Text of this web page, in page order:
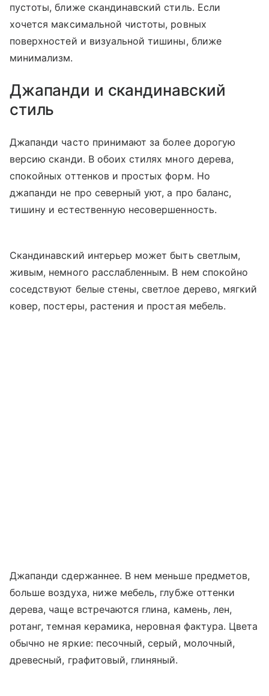
пустоты, ближе скандинавский стиль. Если
хочется максимальной чистоты, ровных
поверхностей и визуальной тишины, ближе
минимализм.
Джапанди и скандинавский
стиль
Джапанди часто принимают за более дорогую
версию сканди. В обоих стилях много дерева,
спокойных оттенков и простых форм. Но
джапанди не про северный уют, а про баланс,
тишину и естественную несовершенность.
Скандинавский интерьер может быть светлым,
живым, немного расслабленным. В нем спокойно
соседствуют белые стены, светлое дерево, мягкий
ковер, постеры, растения и простая мебель.
Джапанди сдержаннее. В нем меньше предметов,
больше воздуха, ниже мебель, глубже оттенки
дерева, чаще встречаются глина, камень, лен,
ротанг, темная керамика, неровная фактура. Цвета
обычно не яркие: песочный, серый, молочный,
древесный, графитовый, глиняный.